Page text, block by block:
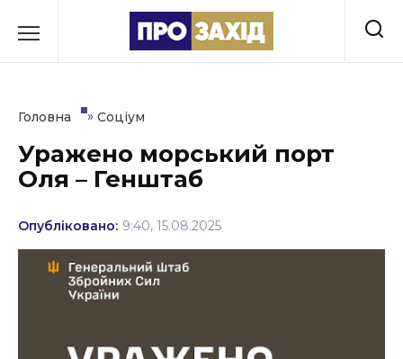
до
Культура
Освіта
Події
Політика
Головна » Соціум
Уражено морський порт
Оля – Генштаб
Опубліковано: 9:40, 15.08.2025